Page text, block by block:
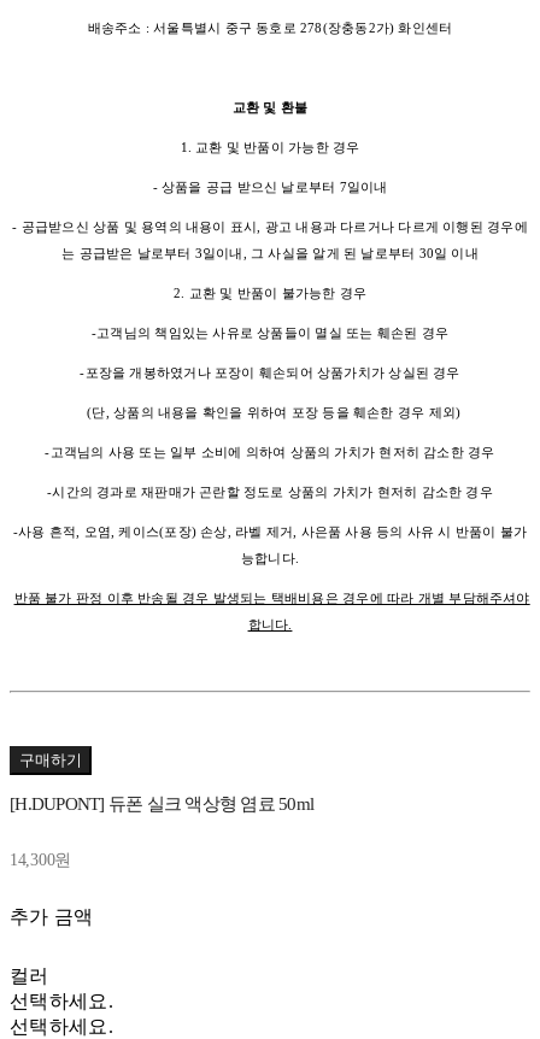
배송주소 : 서울특별시 중구 동호로 278(장충동2가) 화인센터
교환 및 환불
1. 교환 및 반품이 가능한 경우
- 상품을 공급 받으신 날로부터 7일이내
- 공급받으신 상품 및 용역의 내용이 표시, 광고 내용과 다르거나 다르게 이행된 경우에
는 공급받은 날로부터 3일이내, 그 사실을 알게 된 날로부터 30일 이내
2. 교환 및 반품이 불가능한 경우
-고객님의 책임있는 사유로 상품들이 멸실 또는 훼손된 경우
-포장을 개봉하였거나 포장이 훼손되어 상품가치가 상실된 경우
(단, 상품의 내용을 확인을 위하여 포장 등을 훼손한 경우 제외)
-고객님의 사용 또는 일부 소비에 의하여 상품의 가치가 현저히 감소한 경우
-시간의 경과로 재판매가 곤란할 정도로 상품의 가치가 현저히 감소한 경우
-사용 흔적, 오염, 케이스(포장) 손상, 라벨 제거, 사은품 사용 등의 사유 시 반품이 불가
능합니다.
반품 불가 판정 이후 반송될 경우 발생되는 택배비용은 경우에 따라 개별 부담해주셔야
합니다.
구매하기
[H.DUPONT] 듀폰 실크 액상형 염료 50ml
14,300원
추가 금액
컬러
선택하세요.
선택하세요.